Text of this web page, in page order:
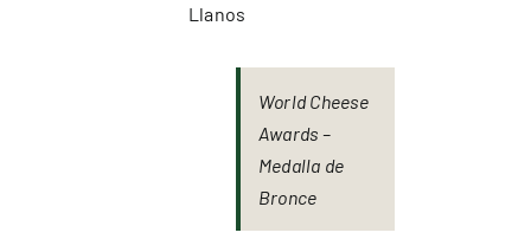
Llanos
World Cheese
Awards –
Medalla de
Bronce